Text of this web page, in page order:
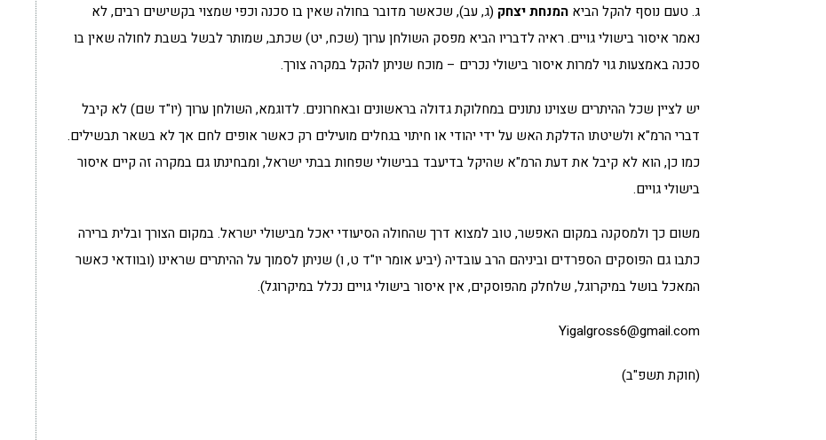
ג. טעם נוסף להקל הביא המנחת יצחק (ג, עב), שכאשר מדובר בחולה שאין בו סכנה וכפי שמצוי בקשישים רבים, לא
נאמר איסור בישולי גויים. ראיה לדבריו הביא מפסק השולחן ערוך (שכח, יט) שכתב, שמותר לבשל בשבת לחולה שאין בו
סכנה באמצעות גוי למרות איסור בישולי נכרים – מוכח שניתן להקל במקרה צורך.
יש לציין שכל ההיתרים שצוינו נתונים במחלוקת גדולה בראשונים ובאחרונים. לדוגמא, השולחן ערוך (יו"ד שם) לא קיבל
דברי הרמ"א ולשיטתו הדלקת האש על ידי יהודי או חיתוי בגחלים מועילים רק כאשר אופים לחם אך לא בשאר תבשילים.
כמו כן, הוא לא קיבל את דעת הרמ"א שהיקל בדיעבד בבישולי שפחות בבתי ישראל, ומבחינתו גם במקרה זה קיים איסור
בישולי גויים.
משום כך ולמסקנה במקום האפשר, טוב למצוא דרך שהחולה הסיעודי יאכל מבישולי ישראל. במקום הצורך ובלית ברירה
כתבו גם הפוסקים הספרדים וביניהם הרב עובדיה (יביע אומר יו"ד ט, ו) שניתן לסמוך על ההיתרים שראינו (ובוודאי כאשר
המאכל בושל במיקרוגל, שלחלק מהפוסקים, אין איסור בישולי גויים נכלל במיקרוגל).
Yigalgross6@gmail.com
(חוקת תשפ"ב)